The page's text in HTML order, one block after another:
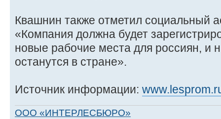
Квашнин также отметил социальный
«Компания должна будет
новые рабочие места для россиян, и
останутся в стране».
Источник информации:
ООО «ИНТЕРЛЕСБЮРО»